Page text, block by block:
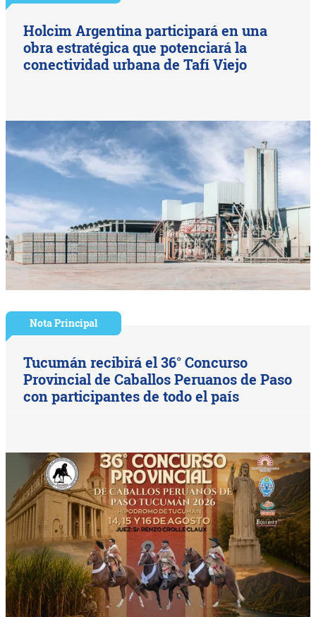
Holcim Argentina participará en una
obra estratégica que potenciará la
conectividad urbana de Tafí Viejo
Nota Principal
Tucumán recibirá el 36° Concurso
Provincial de Caballos Peruanos de Paso
con participantes de todo el país